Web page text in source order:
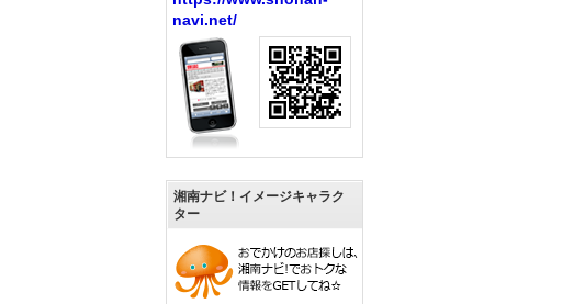
navi.net/
湘南ナビ！イメージキャラク
ター